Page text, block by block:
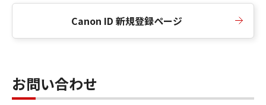
Canon ID 新規登録ページ
お問い合わせ